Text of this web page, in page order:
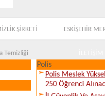
ŞİRKETİ ESKİŞEHİR
Temizliği
Polis
Polis Meslek
250 Öğrenci